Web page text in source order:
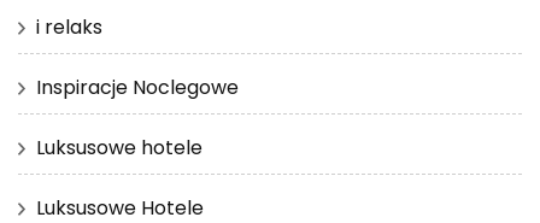
i relaks
Inspiracje Noclegowe
Luksusowe hotele
Luksusowe Hotele